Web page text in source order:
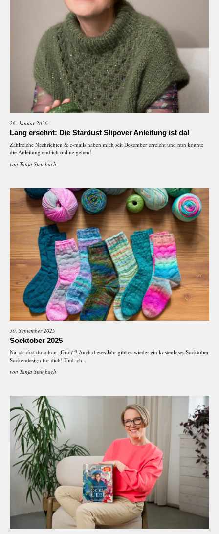
26. Januar 2026
Lang ersehnt: Die Stardust Slipover Anleitung ist da!
Zahlreiche Nachrichten & e-mails haben mich seit Dezember erreicht und nun konnte
die Anleitung endlich online gehen!
von Tanja Steinbach
30. September 2025
Socktober 2025
Na, strickst du schon „Grün“? Auch dieses Jahr gibt es wieder ein kostenloses Socktober
Sockendesign für dich! Und ich...
von Tanja Steinbach